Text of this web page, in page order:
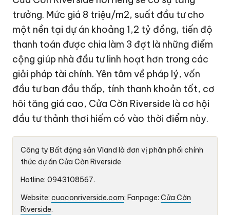
trưởng. Mức giá 8 triệu/m2, suất đầu tư cho
một nền tại dự án khoảng1,2 tỷ đồng, tiến độ
thanh toán được chia làm 3 đợt là những điểm
cộng giúp nhà đầu tư linh hoạt hơn trong các
giải pháp tài chính. Yên tâm về pháp lý, vốn
đầu tư ban đầu thấp, tính thanh khoản tốt, cơ
hôi tăng giá cao, Cửa Cờn Riverside là cơ hội
đầu tư thảnh thơi hiếm có vào thời điểm này.
Công ty Bất động sản Vland là đơn vị phân phối chính
thức dự án Cửa Cờn Riverside
Hotline: 0943108567.
Website:cuaconriverside.com; Fanpage:Cửa Cờn
Riverside.